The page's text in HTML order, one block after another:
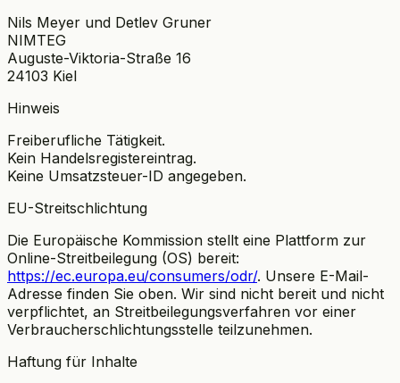
Nils Meyer und Detlev Gruner
NIMTEG
Auguste-Viktoria-Straße 16
24103 Kiel
Hinweis
Freiberufliche Tätigkeit.
Kein Handelsregistereintrag.
Keine Umsatzsteuer-ID angegeben.
EU-Streitschlichtung
Die Europäische Kommission stellt eine Plattform zur
Online-Streitbeilegung (OS) bereit:
https://ec.europa.eu/consumers/odr/. Unsere E-Mail-
Adresse finden Sie oben. Wir sind nicht bereit und nicht
verpflichtet, an Streitbeilegungsverfahren vor einer
Verbraucherschlichtungsstelle teilzunehmen.
Haftung für Inhalte